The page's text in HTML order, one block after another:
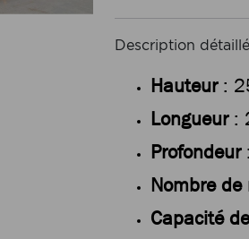
Description
Hauteur:
Longueur:
Profondeur
Nombre de
Capacité